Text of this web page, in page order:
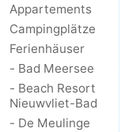
Appartements
Campingplätze
Ferienhäuser
- Bad Meersee
- Beach Resort
Nieuwvliet-Bad
- De Meulinge